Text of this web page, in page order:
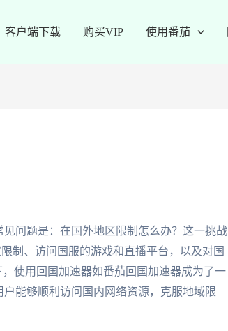
客户端下载 购买VIP 使用番茄
问题是：在国外地区限制怎么办？这一挑战
制、访问国服的游戏和直播平台，以及对国
使用回国加速器如番茄回国加速器成为了一
能够顺利访问国内网络资源，克服地域限